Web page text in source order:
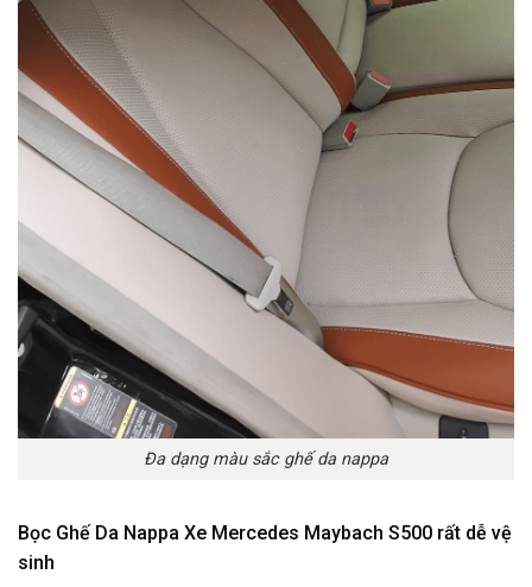
Đa dạng màu sắc ghế da nappa
Bọc Ghế Da Nappa Xe Mercedes Maybach S500 rất dễ vệ
sinh